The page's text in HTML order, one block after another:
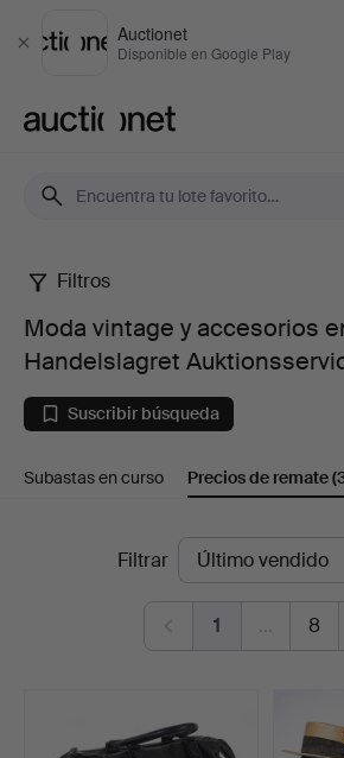
Cerrar
Auctionet
Disponible en Google Play
Moda
vintage
accesorios
Handelslagret
Auktionsservice
Filtros
Moda vintage y accesorios
Handelslagret
Suscribir búsqueda
Subastas en curso Precios de remate
Filtrar
1 … 8